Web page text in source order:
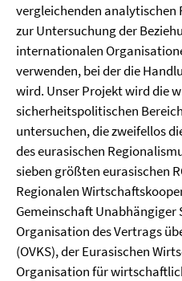
vergleichenden analytischen
zur Untersuchung der
internationalen
verwenden, bei der die
wird. Unser Projekt wird die
sicherheitspolitischen
untersuchen, die zweifellos
des eurasischen
sieben größten eurasischen
Regionalen
Gemeinschaft Unabhängiger
Organisation des Vertrags
(OVKS), der Eurasischen
Organisation für